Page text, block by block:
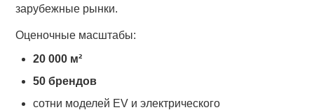
зарубежные рынки.
Оценочные масштабы:
20 000 м²
50 брендов
сотни моделей EV и электрического